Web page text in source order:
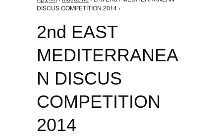
DISCUS COMPETITION 2014 ›
2nd EAST
MEDITERRANEA
N DISCUS
COMPETITION
2014